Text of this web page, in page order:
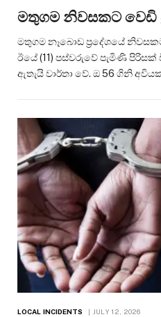
මතුගම නිවසකට වෙඩි
මතුගම නෑබොඩ ප්‍රදේශයේ
ඊයේ (11) පස්වරුවේ පැමිණි
ඇතැයි වාර්තා වේ. ඔ 56 ගිනි
LOCAL INCIDENTS JULY 12, 2026